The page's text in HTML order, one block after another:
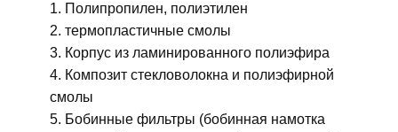
Полипропилен, полиэтилен
термопластичные смолы
Корпус из ламинированного полиэфира
Композит стекловолокна и полиэфирной
смолы
Бобинные фильтры (бобинная намотка